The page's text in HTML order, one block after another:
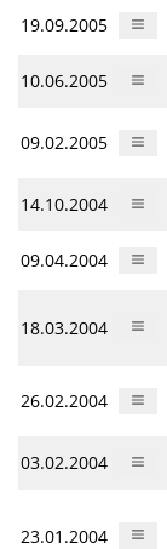
19.09.2005
10.06.2005
09.02.2005
14.10.2004
09.04.2004
18.03.2004
26.02.2004
03.02.2004
23.01.2004